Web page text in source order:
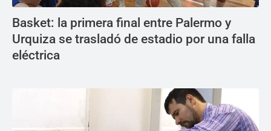
Basket: la primera final entre Palermo y
Urquiza se trasladó de estadio por una falla
eléctrica